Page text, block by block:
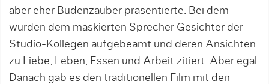
aber eher Budenzauber präsentierte. Bei dem
wurden dem maskierten Sprecher Gesichter der
Studio-Kollegen aufgebeamt und deren Ansichten
zu Liebe, Leben, Essen und Arbeit zitiert. Aber egal.
Danach gab es den traditionellen Film mit den